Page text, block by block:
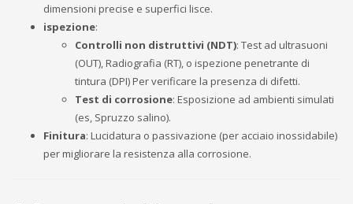
dimensioni precise e superfici lisce.
ispezione:
Controlli non distruttivi (NDT): Test ad ultrasuoni
(OUT), Radiografia (RT), o ispezione penetrante di
tintura (DPI) Per verificare la presenza di difetti.
Test di corrosione: Esposizione ad ambienti simulati
(es, Spruzzo salino).
Finitura: Lucidatura o passivazione (per acciaio inossidabile)
per migliorare la resistenza alla corrosione.